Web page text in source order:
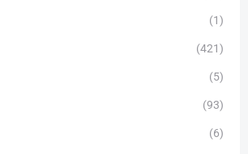
(1)
(421)
(5)
(93)
(6)